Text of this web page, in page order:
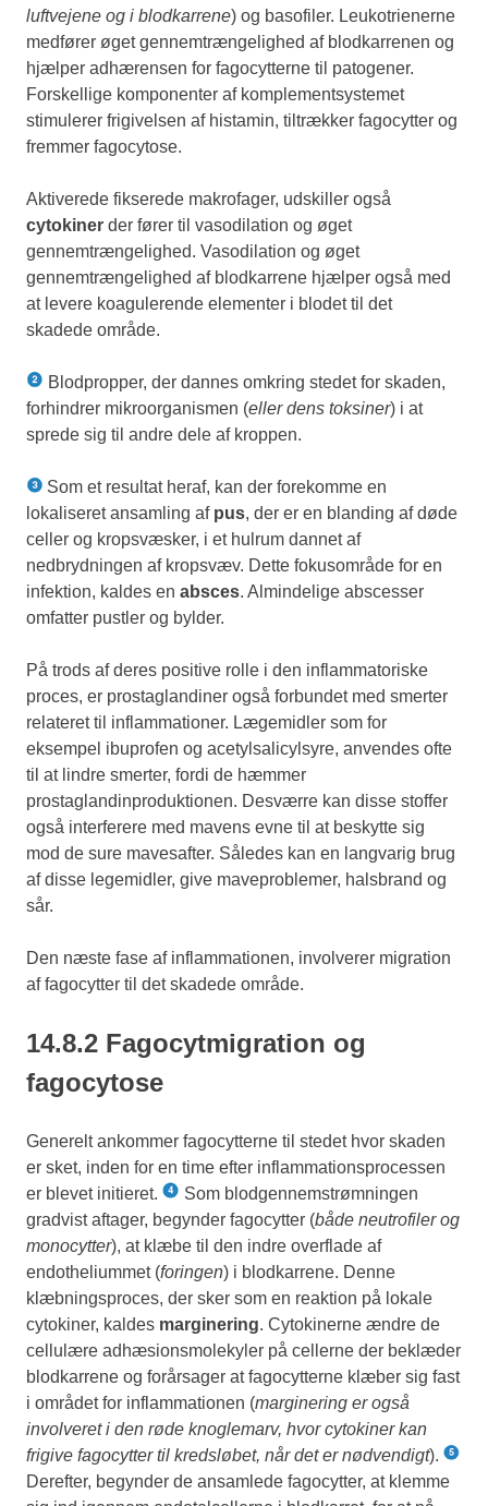
luftvejene og i blodkarrene) og basofiler. Leukotrienerne
medfører øget gennemtrængelighed af blodkarrenen og
hjælper adhærensen for fagocytterne til patogener.
Forskellige komponenter af komplementsystemet
stimulerer frigivelsen af histamin, tiltrækker fagocytter og
fremmer fagocytose.
Aktiverede fikserede makrofager, udskiller også
cytokiner der fører til vasodilation og øget
gennemtrængelighed. Vasodilation og øget
gennemtrængelighed af blodkarrene hjælper også med
at levere koagulerende elementer i blodet til det
skadede område.
Blodpropper, der dannes omkring stedet for skaden,
forhindrer mikroorganismen (eller dens toksiner) i at
sprede sig til andre dele af kroppen.
Som et resultat heraf, kan der forekomme en
lokaliseret ansamling af pus, der er en blanding af døde
celler og kropsvæsker, i et hulrum dannet af
nedbrydningen af kropsvæv. Dette fokusområde for en
infektion, kaldes en absces. Almindelige abscesser
omfatter pustler og bylder.
På trods af deres positive rolle i den inflammatoriske
proces, er prostaglandiner også forbundet med smerter
relateret til inflammationer. Lægemidler som for
eksempel ibuprofen og acetylsalicylsyre, anvendes ofte
til at lindre smerter, fordi de hæmmer
prostaglandinproduktionen. Desværre kan disse stoffer
også interferere med mavens evne til at beskytte sig
mod de sure mavesafter. Således kan en langvarig brug
af disse legemidler, give maveproblemer, halsbrand og
sår.
Den næste fase af inflammationen, involverer migration
af fagocytter til det skadede område.
14.8.2 Fagocytmigration og
fagocytose
Generelt ankommer fagocytterne til stedet hvor skaden
er sket, inden for en time efter inflammationsprocessen
er blevet initieret.
Som blodgennemstrømningen
gradvist aftager, begynder fagocytter (både neutrofiler og
monocytter), at klæbe til den indre overflade af
endotheliummet (foringen) i blodkarrene. Denne
klæbningsproces, der sker som en reaktion på lokale
cytokiner, kaldes marginering. Cytokinerne ændre de
cellulære adhæsionsmolekyler på cellerne der beklæder
blodkarrene og forårsager at fagocytterne klæber sig fast
i området for inflammationen (marginering er også
involveret i den røde knoglemarv, hvor cytokiner kan
frigive fagocytter til kredsløbet, når det er nødvendigt).
Derefter, begynder de ansamlede fagocytter, at klemme